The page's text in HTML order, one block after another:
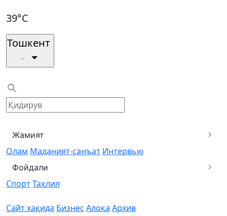
39°C
Тошкент
Жамият
Олам Маданият-санъат Интервью
Фойдали
СпортТаҳлил
Сайт хақида Бизнес Алоқа Архив